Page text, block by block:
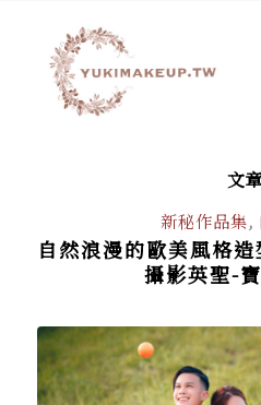
文章
新秘作品集,
自然浪漫的歐美風格
攝影英聖-